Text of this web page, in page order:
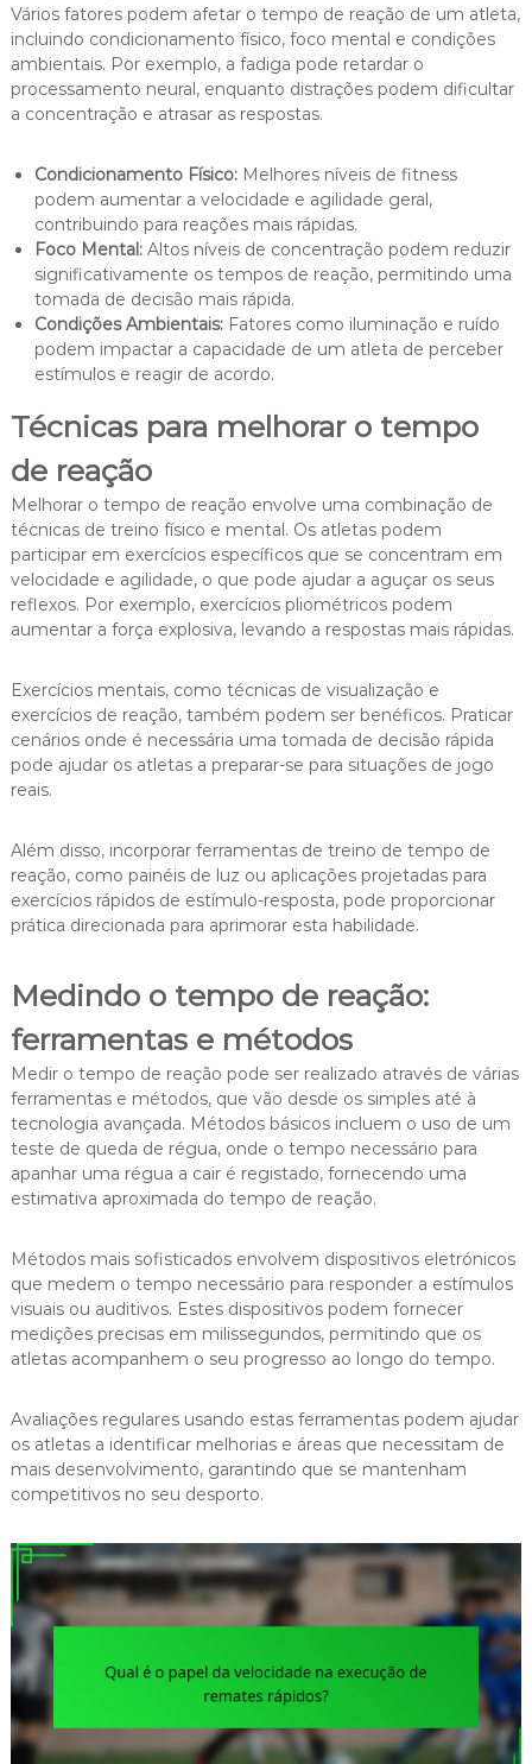
Vários fatores podem afetar o tempo de reação de um atleta,
incluindo condicionamento físico, foco mental e condições
ambientais. Por exemplo, a fadiga pode retardar o
processamento neural, enquanto distrações podem dificultar
a concentração e atrasar as respostas.
Condicionamento Físico:Melhores níveis de fitness
podem aumentar a velocidade e agilidade geral,
contribuindo para reações mais rápidas.
Foco Mental:Altos níveis de concentração podem reduzir
significativamente os tempos de reação, permitindo uma
tomada de decisão mais rápida.
Condições Ambientais:Fatores como iluminação e ruído
podem impactar a capacidade de um atleta de perceber
estímulos e reagir de acordo.
Técnicas para melhorar o tempo
de reação
Melhorar o tempo de reação envolve uma combinação de
técnicas de treino físico e mental. Os atletas podem
participar em exercícios específicos que se concentram em
velocidade e agilidade, o que pode ajudar a aguçar os seus
reflexos. Por exemplo, exercícios pliométricos podem
aumentar a força explosiva, levando a respostas mais rápidas.
Exercícios mentais, como técnicas de visualização e
exercícios de reação, também podem ser benéficos. Praticar
cenários onde é necessária uma tomada de decisão rápida
pode ajudar os atletas a preparar-se para situações de jogo
reais.
Além disso, incorporar ferramentas de treino de tempo de
reação, como painéis de luz ou aplicações projetadas para
exercícios rápidos de estímulo-resposta, pode proporcionar
prática direcionada para aprimorar esta habilidade.
Medindo o tempo de reação:
ferramentas e métodos
Medir o tempo de reação pode ser realizado através de várias
ferramentas e métodos, que vão desde os simples até à
tecnologia avançada. Métodos básicos incluem o uso de um
teste de queda de régua, onde o tempo necessário para
apanhar uma régua a cair é registado, fornecendo uma
estimativa aproximada do tempo de reação.
Métodos mais sofisticados envolvem dispositivos eletrónicos
que medem o tempo necessário para responder a estímulos
visuais ou auditivos. Estes dispositivos podem fornecer
medições precisas em milissegundos, permitindo que os
atletas acompanhem o seu progresso ao longo do tempo.
Avaliações regulares usando estas ferramentas podem ajudar
os atletas a identificar melhorias e áreas que necessitam de
mais desenvolvimento, garantindo que se mantenham
competitivos no seu desporto.